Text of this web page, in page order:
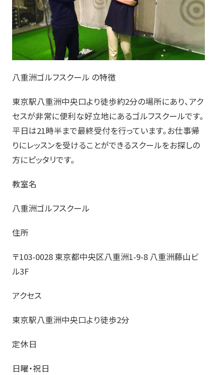
八重洲ゴルフスクール の特徴
東京駅八重洲中央口より徒歩約2分の場所にあり、アク
セスが非常に便利な好立地にあるゴルフスクールです。
平日は21時半まで最終受付を行っています。お仕事帰
りにレッスンを受けることができるスクールをお探しの
方にピッタリです。
教室名
八重洲ゴルフスクール
住所
〒103-0028 東京都中央区八重洲1-9-8 八重洲藤山ビ
ル3F
アクセス
東京駅八重洲中央口より徒歩2分
定休日
日曜・祝日